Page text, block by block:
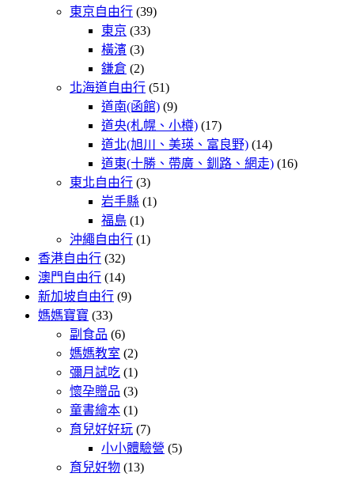
東京自由行 (39)
東京 (33)
橫濱 (3)
鎌倉 (2)
北海道自由行 (51)
道南(函館) (9)
道央(札幌、小樽) (17)
道北(旭川、美瑛、富良野) (14)
道東(十勝、帶廣、釧路、網走) (16)
東北自由行 (3)
岩手縣 (1)
福島 (1)
沖繩自由行 (1)
香港自由行 (32)
澳門自由行 (14)
新加坡自由行 (9)
媽媽寶寶 (33)
副食品 (6)
媽媽教室 (2)
彌月試吃 (1)
懷孕贈品 (3)
童書繪本 (1)
育兒好好玩 (7)
小小體驗營 (5)
育兒好物 (13)